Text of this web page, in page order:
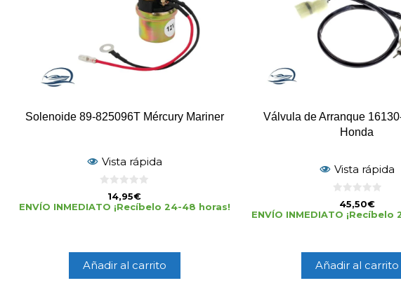
Solenoide 89-825096T Mércury Mariner
Vista rápida
e
14,95€
ENVÍO INMEDIATO ¡Recíbelo 24-48 horas!
Añadir al carrito
Válvula de Arranque
Honda
Vista rápida
e
45,50€
ENVÍO INMEDIATO
Añadir al carrito